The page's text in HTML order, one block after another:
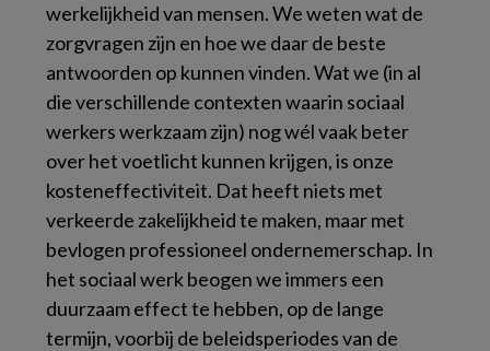
werkelijkheid van mensen. We weten wat de
zorgvragen zijn en hoe we daar de beste
antwoorden op kunnen vinden. Wat we (in al
die verschillende contexten waarin sociaal
werkers werkzaam zijn) nog wél vaak beter
over het voetlicht kunnen krijgen, is onze
kosteneffectiviteit. Dat heeft niets met
verkeerde zakelijkheid te maken, maar met
bevlogen professioneel ondernemerschap. In
het sociaal werk beogen we immers een
duurzaam effect te hebben, op de lange
termijn, voorbij de beleidsperiodes van de